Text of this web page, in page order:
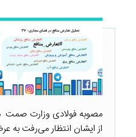
از ایشان انتظار می‌رفت به